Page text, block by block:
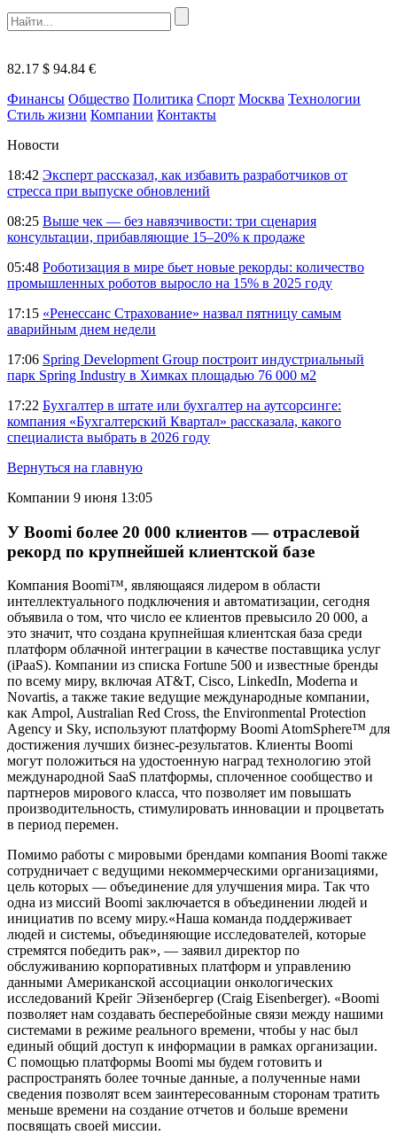
82.17 $ 94.84 €
Финансы Общество Политика Спорт Москва Технологии
Стиль жизни Компании Контакты
Новости
18:42 Эксперт рассказал, как избавить разработчиков от
стресса при выпуске обновлений
08:25 Выше чек — без навязчивости: три сценария
консультации, прибавляющие 15–20% к продаже
05:48 Роботизация в мире бьет новые рекорды: количество
промышленных роботов выросло на 15% в 2025 году
17:15 «Ренессанс Страхование» назвал пятницу самым
аварийным днем недели
17:06 Spring Development Group построит индустриальный
парк Spring Industry в Химках площадью 76 000 м2
17:22 Бухгалтер в штате или бухгалтер на аутсорсинге:
компания «Бухгалтерский Квартал» рассказала, какого
специалиста выбрать в 2026 году
Вернуться на главную
Компании 9 июня 13:05
У Boomi более 20 000 клиентов — отраслевой
рекорд по крупнейшей клиентской базе
Компания Boomi™, являющаяся лидером в области
интеллектуального подключения и автоматизации, сегодня
объявила о том, что число ее клиентов превысило 20 000, а
это значит, что создана крупнейшая клиентская база среди
платформ облачной интеграции в качестве поставщика услуг
(iPaaS). Компании из списка Fortune 500 и известные бренды
по всему миру, включая AT&T, Cisco, LinkedIn, Moderna и
Novartis, а также такие ведущие международные компании,
как Ampol, Australian Red Cross, the Environmental Protection
Agency и Sky, используют платформу Boomi AtomSphere™ для
достижения лучших бизнес-результатов. Клиенты Boomi
могут положиться на удостоенную наград технологию этой
международной SaaS платформы, сплоченное сообщество и
партнеров мирового класса, что позволяет им повышать
производительность, стимулировать инновации и процветать
в период перемен.
Помимо работы с мировыми брендами компания Boomi также
сотрудничает с ведущими некоммерческими организациями,
цель которых — объединение для улучшения мира. Так что
одна из миссий Boomi заключается в объединении людей и
инициатив по всему миру.«Наша команда поддерживает
людей и системы, объединяющие исследователей, которые
стремятся победить рак», — заявил директор по
обслуживанию корпоративных платформ и управлению
данными Американской ассоциации онкологических
исследований Крейг Эйзенбергер (Craig Eisenberger). «Boomi
позволяет нам создавать бесперебойные связи между нашими
системами в режиме реального времени, чтобы у нас был
единый общий доступ к информации в рамках организации.
С помощью платформы Boomi мы будем готовить и
распространять более точные данные, а полученные нами
сведения позволят всем заинтересованным сторонам тратить
меньше времени на создание отчетов и больше времени
посвящать своей миссии.